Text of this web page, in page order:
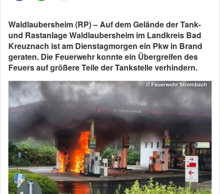
Waldlaubersheim (RP) – Auf dem Gelände der Tank-
und Rastanlage Waldlaubersheim im Landkreis Bad
Kreuznach ist am Dienstagmorgen ein Pkw in Brand
geraten. Die Feuerwehr konnte ein Übergreifen des
Feuers auf größere Teile der Tankstelle verhindern.